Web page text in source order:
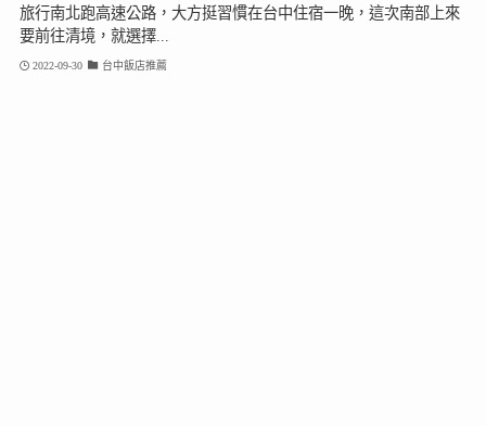
旅行南北跑高速公路，大方挺習慣在台中住宿一晚，這次南部上來
要前往清境，就選擇...
2022-09-30 台中飯店推薦